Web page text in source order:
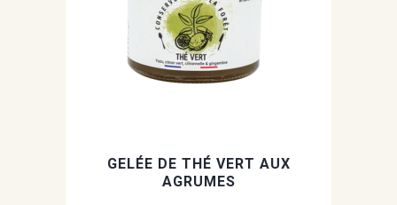
GELÉE DE THÉ VERT AUX
AGRUMES